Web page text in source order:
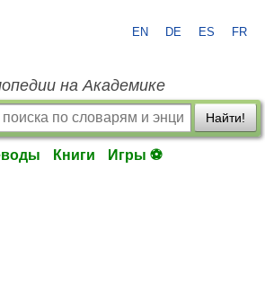
EN DE ES FR
на Академике
Найти!
Книги Игры ⚽